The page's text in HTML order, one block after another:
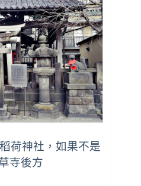
荷神社，如果不是
寺後方